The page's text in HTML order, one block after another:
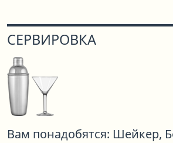
СЕРВИРОВКА
Вам понадобятся: Шейкер,